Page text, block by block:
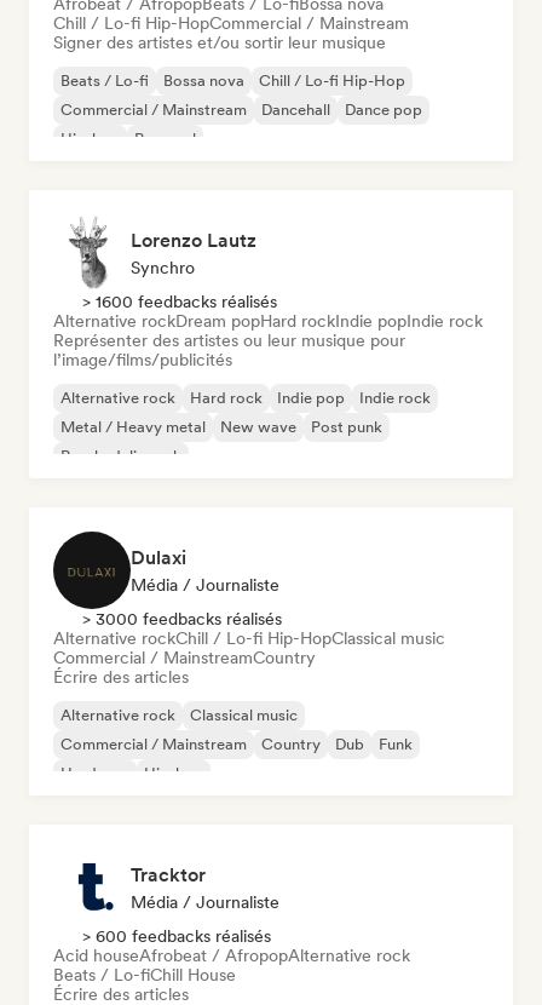
Chill / Lo-fi Hip-HopCommercial / Mainstream
Signer des artistes et/ou sortir leur musique
Beats / Lo-fi Bossa nova
Chill / Lo-fi Hip-Hop
Commercial / Mainstream
Dancehall
Dance pop
Hip-hop
Pop soul
Lorenzo Lautz
Synchro
> 1600 feedbacks réalisés
Alternative rockDream popHard rockIndie popIndie rock
Représenter des artistes ou leur musique pour
l’image/films/publicités
Alternative rock Hard rock Indie pop
Indie rock
Metal / Heavy metal
New wave
Post punk
Psychedelic rock
Dulaxi
Média / Journaliste
> 3000 feedbacks réalisés
Alternative rockChill / Lo-fi Hip-HopClassical music
Commercial / MainstreamCountry
Écrire des articles
Alternative rock
Classical music
Commercial / Mainstream
Country Dub
Funk
Hardcore
Hip-hop
Tracktor
Média / Journaliste
> 600 feedbacks réalisés
Acid houseAfrobeat / AfropopAlternative rock
Beats / Lo-fiChill House
Écrire des articles